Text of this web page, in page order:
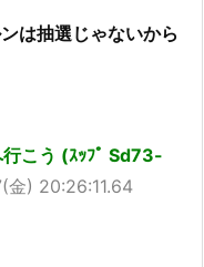
は抽選じゃないから
こう (ｽｯﾌﾟ Sd73-
金) 20:26:11.64